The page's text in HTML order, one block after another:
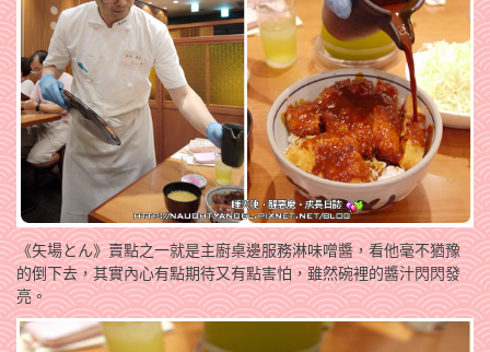
《矢場とん》賣點之一就是主廚桌邊服務淋味噌醬，看他毫不猶豫
的倒下去，其實內心有點期待又有點害怕，雖然碗裡的醬汁閃閃發
亮。